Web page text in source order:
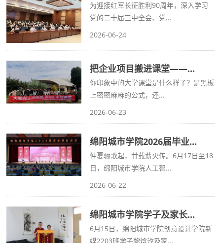
为迎接红军长征胜利90周年，深入学习
党的二十届三中全会、党...
2026-06-24
把企业项目搬进课堂——...
你印象中的大学课堂是什么样子？是黑板
上密密麻麻的公式，还...
2026-06-23
绵阳城市学院2026届毕业...
仲夏骊歌起，廿载薪火传。6月17日至18
日，绵阳城市学院人工智...
2026-06-22
绵阳城市学院学子及家长...
6月15日，绵阳城市学院创意设计学院新
媒2203班学子黎焓汐及家...